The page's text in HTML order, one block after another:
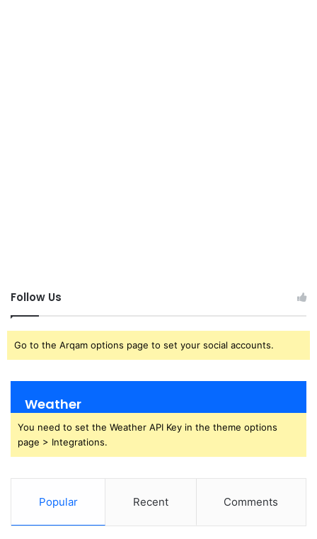
Follow Us
Go to the Arqam options page to set your social accounts.
Weather
You need to set the Weather API Key in the theme options
page > Integrations.
Popular Recent Comments